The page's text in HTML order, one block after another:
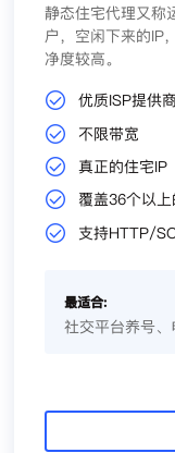
静态住宅代理又称
户，空闲下来的IP
净度较高。
优质ISP提供商
不限带宽
真正的住宅IP
覆盖36个以
支持HTTP/
最适合:
社交平台养号